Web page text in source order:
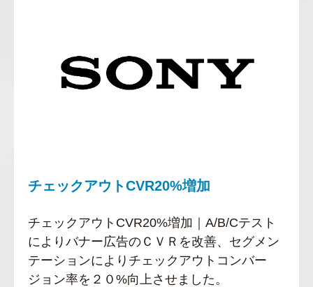
チェックアウトCVR20%増加
チェックアウトCVR20%増加｜A/B/Cテスト
によりバナー広告のＣＶＲを改善、セグメン
テーションによりチェックアウトコンバー
ジョン率を２０%向上させました。